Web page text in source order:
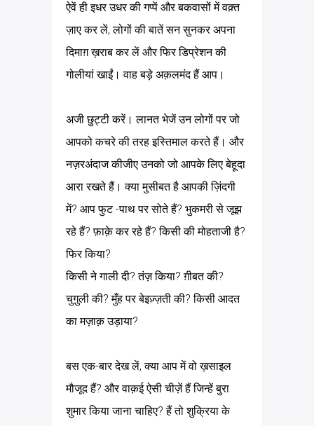
ऐवें ही इधर उधर की गप्पें और बकवासों में वक़्त
ज़ाए कर लें, लोगों की बातें सन सुनकर अपना
दिमाग़ ख़राब कर लें और फिर डिप्रेशन की
गोलीयां खाईं। वाह बड़े अक़लमंद हैं आप।
अजी छुट्टी करें। लानत भेजें उन लोगों पर जो
आपको कचरे की तरह इस्तिमाल करते हैं। और
नज़रअंदाज कीजीए उनको जो आपके लिए बेहूदा
आरा रखते हैं। क्या मुसीबत है आपकी ज़िंदगी
में? आप फुट -पाथ पर सोते हैं? भुकमरी से जूझ
रहे हैं? फ़ाक़े कर रहे हैं? किसी की मोहताजी है?
फिर किया?
किसी ने गाली दी? तंज़ किया? ग़ीबत की?
चुगु़ली की? मुँह पर बेइज़्ज़ती की? किसी आदत
का मज़ाक़ उड़ाया?
बस एक-बार देख लें, क्या आप में वो ख़साइल
मौजूद हैं? और वाक़ई ऐसी चीज़ें हैं जिन्हें बुरा
शुमार किया जाना चाहिए? हैं तो शुक्रिया के